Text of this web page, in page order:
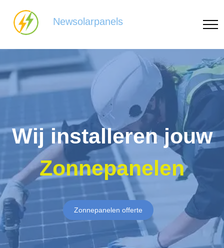
Newsolarpanels
Wij installeren jouw
Zonnepanelen
Zonnepanelen offerte